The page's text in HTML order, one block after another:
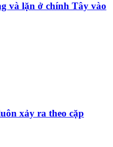
và lặn ở chính Tây vào
xảy ra theo cặp